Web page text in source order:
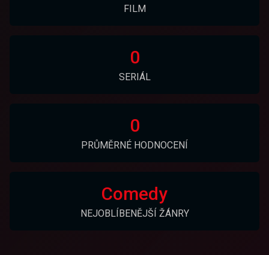
FILM
0
SERIÁL
0
PRŮMĚRNÉ HODNOCENÍ
Comedy
NEJOBLÍBENĚJŠÍ ŽÁNRY